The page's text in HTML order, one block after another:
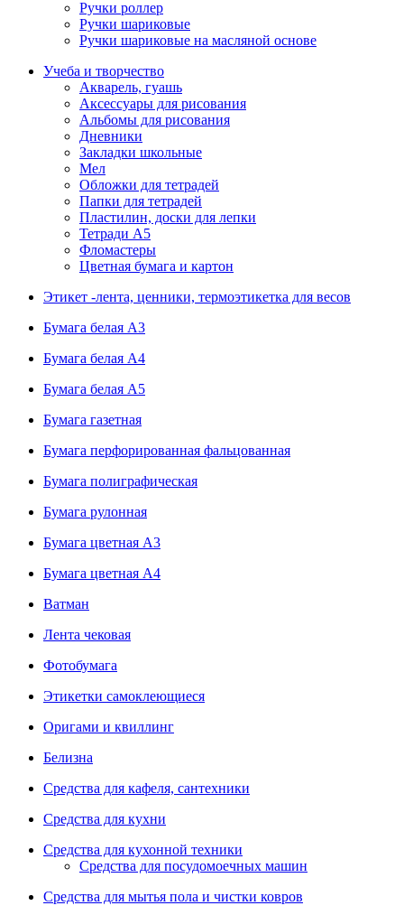
Ручки роллер
Ручки шариковые
Ручки шариковые на масляной основе
Учеба и творчество
Акварель, гуашь
Аксессуары для рисования
Альбомы для рисования
Дневники
Закладки школьные
Мел
Обложки для тетрадей
Папки для тетрадей
Пластилин, доски для лепки
Тетради А5
Фломастеры
Цветная бумага и картон
Этикет -лента, ценники, термоэтикетка для весов
Бумага белая А3
Бумага белая А4
Бумага белая А5
Бумага газетная
Бумага перфорированная фальцованная
Бумага полиграфическая
Бумага рулонная
Бумага цветная А3
Бумага цветная А4
Ватман
Лента чековая
Фотобумага
Этикетки самоклеющиеся
Оригами и квиллинг
Белизна
Средства для кафеля, сантехники
Средства для кухни
Средства для кухонной техники
Средства для посудомоечных машин
Средства для мытья пола и чистки ковров